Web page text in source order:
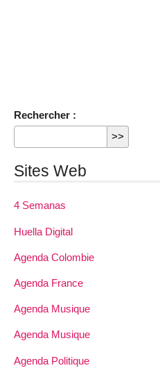
Rechercher :
Sites Web
4 Semanas
Huella Digital
Agenda Colombie
Agenda France
Agenda Musique
Agenda Musique
Agenda Politique